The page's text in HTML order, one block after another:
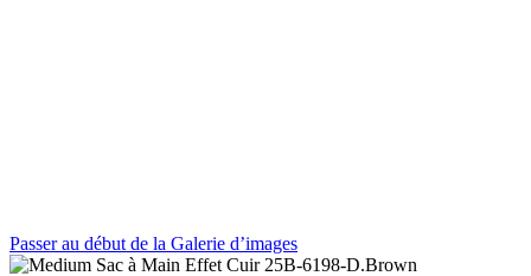
Passer au début de la Galerie d’images